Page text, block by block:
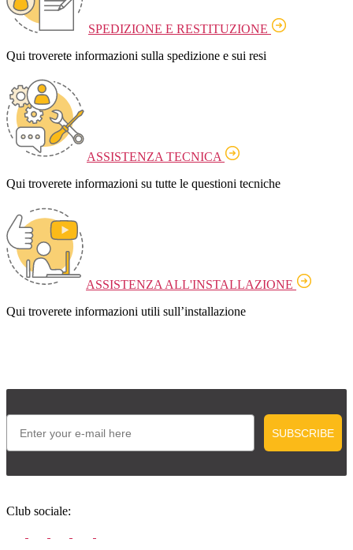
SPEDIZIONE E RESTITUZIONE
Qui troverete informazioni sulla spedizione e sui resi
ASSISTENZA TECNICA
Qui troverete informazioni su tutte le questioni tecniche
ASSISTENZA ALL'INSTALLAZIONE
Qui troverete informazioni utili sull’installazione
Email
SUBSCRIBE
Club sociale: